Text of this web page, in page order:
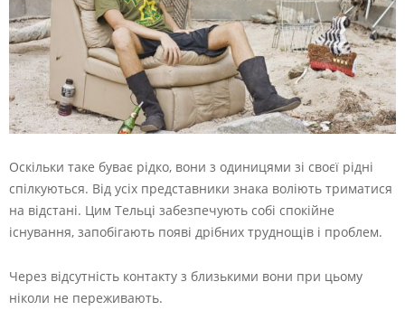
Оскільки таке буває рідко, вони з одиницями зі своєї рідні
спілкуються. Від усіх представники знака воліють триматися
на відстані. Цим Тельці забезпечують собі спокійне
існування, запобігають появі дрібних труднощів і проблем.
Через відсутність контакту з близькими вони при цьому
ніколи не переживають.